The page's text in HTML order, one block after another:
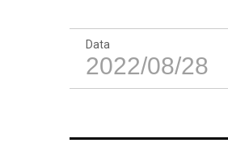
Data
2022/08/28